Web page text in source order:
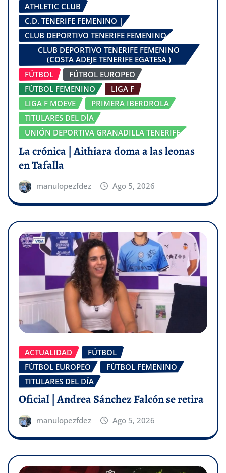
ATHLETIC CLUB
C.D. TENERIFE FEMENINO |
CLUB DEPORTIVO TENERIFE FEMENINO
CLUB DEPORTIVO TENERIFE FEMENINO
(COSTA ADEJE TENERIFE EGATESA )
FÚTBOL
FÚTBOL EUROPEO
FÚTBOL FEMENINO
LIGA F
LIGA F MOEVE
PRIMERA IBERDROLA
TITULARES DEL DÍA
UNIÓN DEPORTIVA GRANADILLA TENERIFE
La crónica | Aithiara doma a las leonas
en Tafalla
manulopezfdez Ago 5, 2026
ACTUALIDAD
FÚTBOL
FÚTBOL EUROPEO
FÚTBOL FEMENINO
TITULARES DEL DÍA
Oficial | Andrea Sánchez Falcón se retira
manulopezfdez Ago 5, 2026